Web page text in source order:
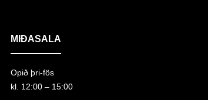
MIÐASALA
Opið þri-fös
kl. 12:00 – 15:00